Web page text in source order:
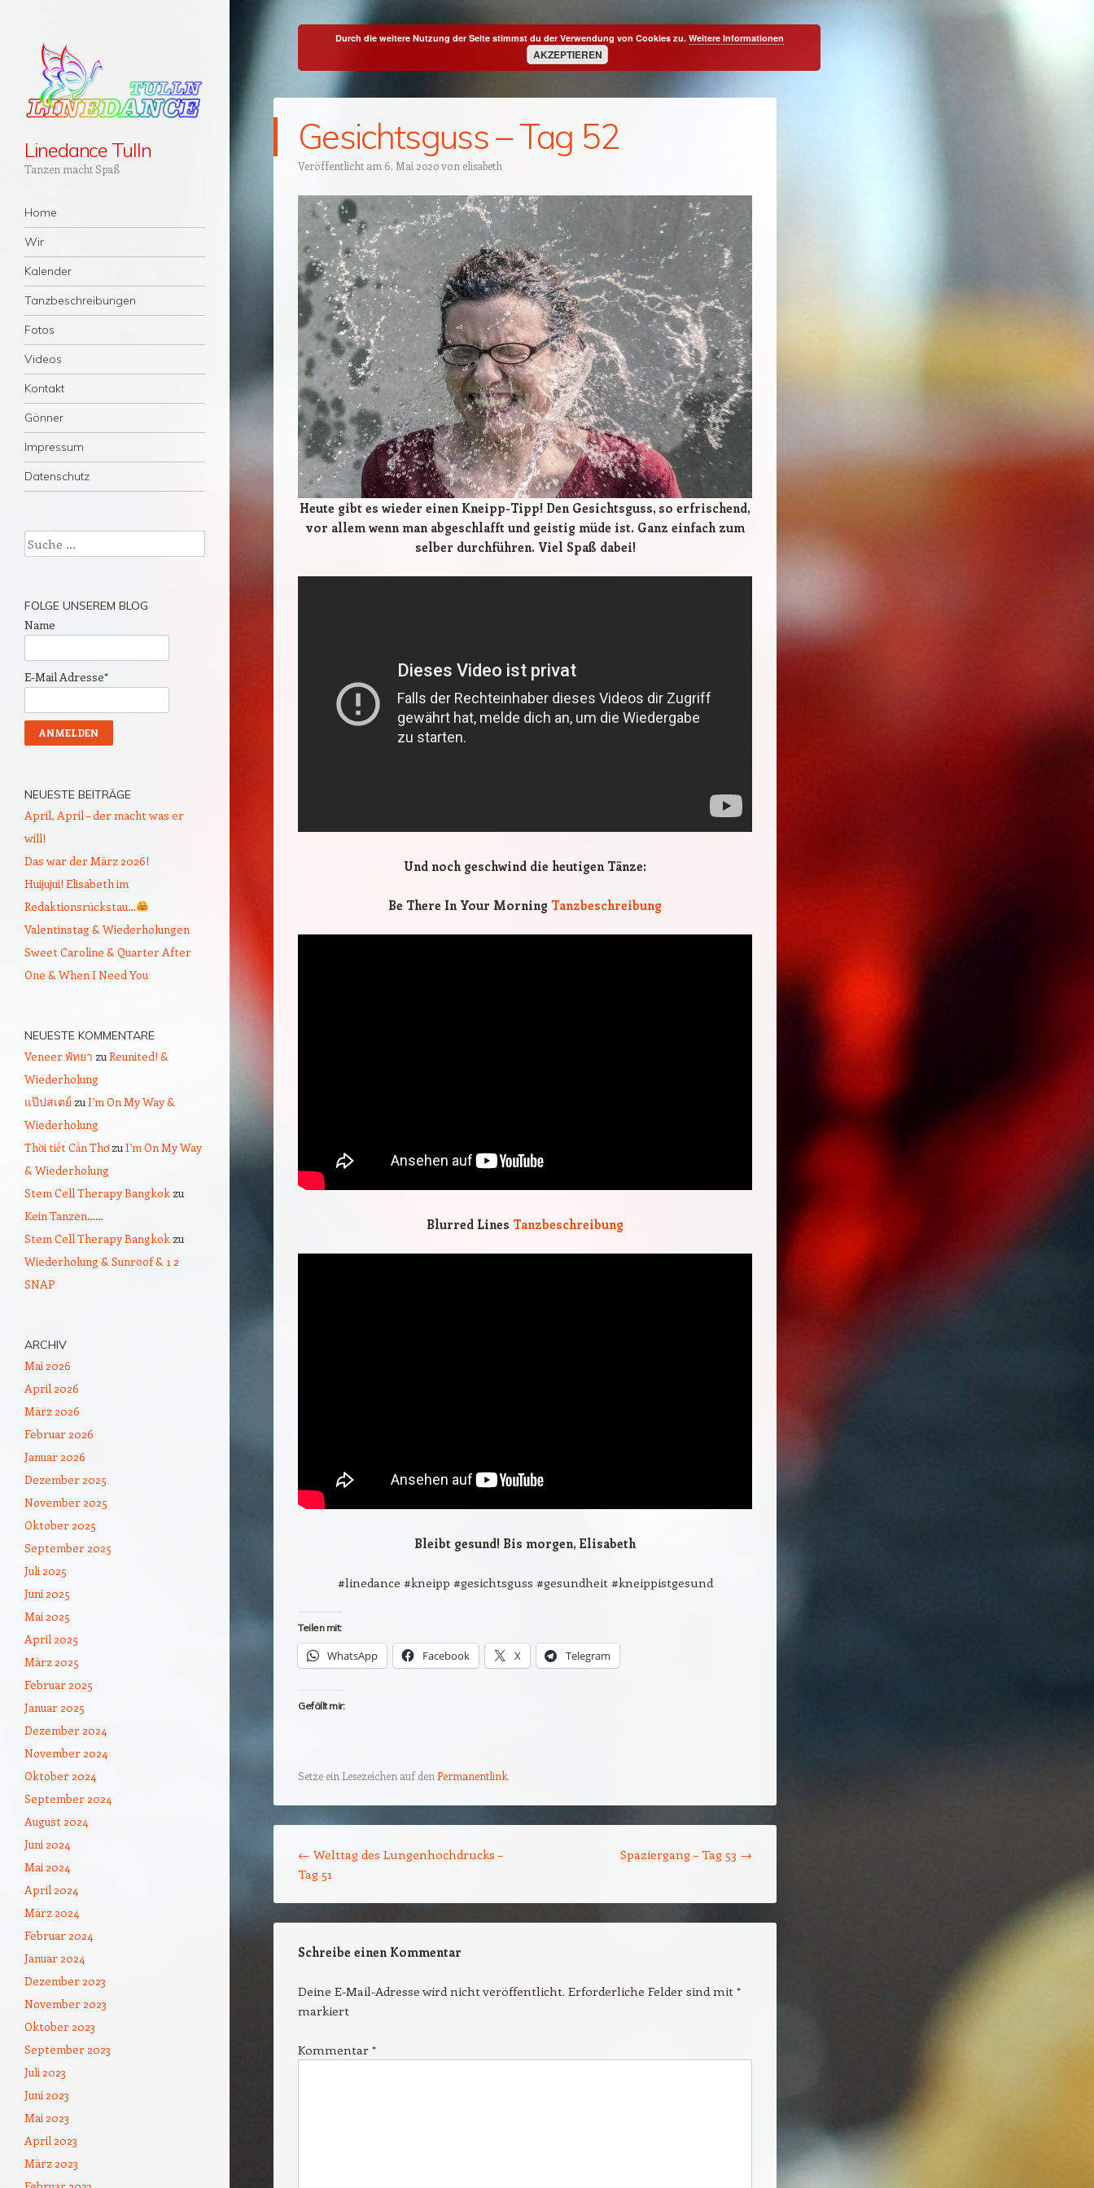
Linedance Tulln
Tanzen macht Spaß
Menü
Zum Inhalt springen
Home
Wir
Kalender
Tanzbeschreibungen
Fotos
Videos
Kontakt
Gönner
Impressum
Datenschutz
Gesichtsguss – Tag 52
Veröffentlicht am 6. Mai 2020von elisabeth
Heute gibt es wieder einen Kneipp-Tipp! Den Gesichtsguss, so erfrischend,
vor allem wenn man abgeschlafft und geistig müde ist. Ganz einfach zum
selber durchführen. Viel Spaß dabei!
Und noch geschwind die heutigen Tänze:
Be There In Your Morning Tanzbeschreibung
Blurred Lines Tanzbeschreibung
Bleibt gesund! Bis morgen, Elisabeth
#linedance #kneipp #gesichtsguss #gesundheit #kneippistgesund
Teilen mit:
WhatsApp Facebook X Telegram
Gefällt mir:
Setze ein Lesezeichen auf den Permanentlink.
← Welttag des Lungenhochdrucks –
Tag 51
Spaziergang – Tag 53 →
Schreibe einen Kommentar
Deine E-Mail-Adresse wird nicht veröffentlicht. Erforderliche Felder sind mit *
markiert
Kommentar *
Suche
FOLGE UNSEREM BLOG
Name
E-Mail Adresse*
NEUESTE BEITRÄGE
April, April – der macht was er
will!
Das war der März 2026!
Huijujui! Elisabeth im
Redaktionsrückstau…
Valentinstag & Wiederholungen
Sweet Caroline & Quarter After
One & When I Need You
NEUESTE KOMMENTARE
Veneer พัทยา zu Reunited! &
Wiederholung
แป๊ปสเตย์ zu I’m On My Way &
Wiederholung
Thời tiết Cần Thơzu I’m On My Way
& Wiederholung
Stem Cell Therapy Bangkok zu
Kein Tanzen……
Stem Cell Therapy Bangkok zu
Wiederholung & Sunroof & 1 2
SNAP
ARCHIV
Mai 2026
April 2026
März 2026
Februar 2026
Januar 2026
Dezember 2025
November 2025
Oktober 2025
September 2025
Juli 2025
Juni 2025
Mai 2025
April 2025
März 2025
Februar 2025
Januar 2025
Dezember 2024
November 2024
Oktober 2024
September 2024
August 2024
Juni 2024
Mai 2024
April 2024
März 2024
Februar 2024
Januar 2024
Dezember 2023
November 2023
Oktober 2023
September 2023
Juli 2023
Juni 2023
Mai 2023
April 2023
März 2023
Durch die weitere Nutzung der Seite stimmst du der Verwendung von Cookies zu. Weitere Informationen
AKZEPTIEREN